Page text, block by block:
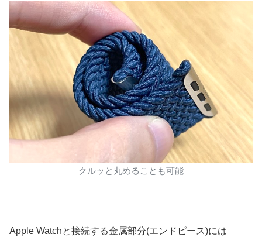
クルッと丸めることも可能
Apple Watchと接続する金属部分(エンドピース)には